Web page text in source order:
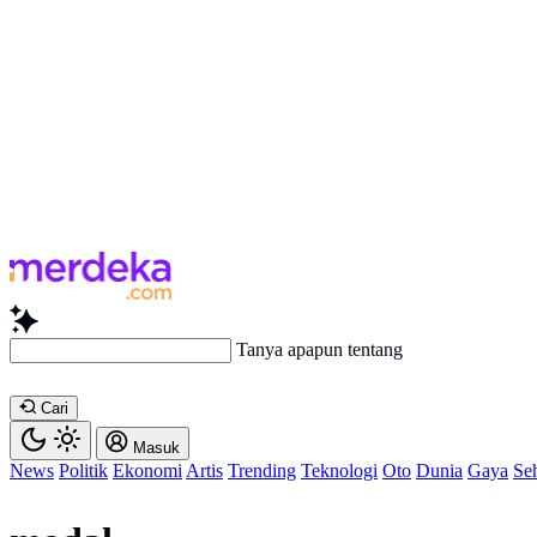
Tanya apapun tentang artikel in
Cari
Masuk
News Politik Ekonomi Artis Trending Teknologi Oto Dunia Gaya